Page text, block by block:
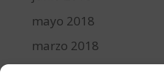
mayo 2018
marzo 2018